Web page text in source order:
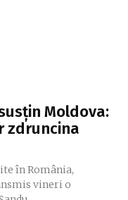
Moldova:
zdruncina
în România,
vineri o